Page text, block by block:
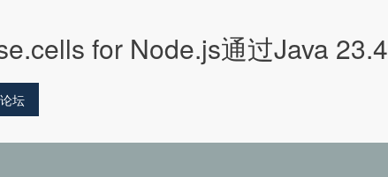
for Node.js通过Java 23.4
坛